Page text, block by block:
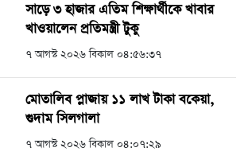
সাড়ে ৩ হাজার এতিম শিক্ষার্থীকে খাবার
খাওয়ালেন প্রতিমন্ত্রী টুকু
৭ আগস্ট ২০২৬ বিকাল ০৪:৫৬:৩৭
মোতালিব প্লাজায় ১১ লাখ টাকা বকেয়া,
গুদাম সিলগালা
৭ আগস্ট ২০২৬ বিকাল ০৪:০৭:২৯